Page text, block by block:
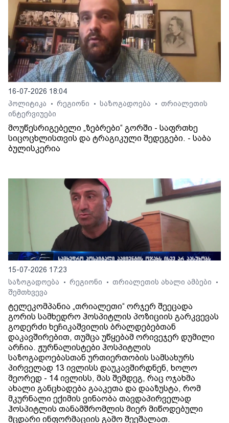
16-07-2026 18:04
პოლიტიკა
• რეგიონი • საზოგადოება • თრიალეთის
ინტერვიუები
მოუწესრიგებელი „ზებრები“ გორში - საფრთხე
სიცოცხლისთვის და ტრაგიკული შედეგები. - საბა
ბულისკერია
15-07-2026 17:23
საზოგადოება
• რეგიონი • თრიალეთის ახალი ამბები •
შემთხვევა
ტელეკომპანია „თრიალეთი“ ორჯერ შეეცადა
გორის სამხედრო ჰოსპიტლის პოზიციის გარკვევას
გოდერძი ხეჩიკაშვილის ბრალდებებთან
დაკავშირებით, თუმცა უწყებამ ორივეჯერ დუმილი
არჩია. ჟურნალისტები ჰოსპიტლის
საზოგადოებასთან ურთიერთობის სამსახურს
პირველად 13 ივლისს დაუკავშირდნენ, ხოლო
მეორედ - 14 ივლისს, მას შემდეგ, რაც ოჯახმა
ახალი განცხადება გააკეთა და დააზუსტა, რომ
მკურნალი ექიმის ვინაობა თავდაპირველად
ჰოსპიტლის თანამშრომლის მიერ მიწოდებული
მცდარი ინფორმაციის გამო შეეშალათ.